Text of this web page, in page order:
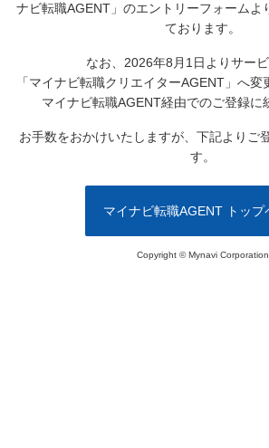
ナビ転職AGENT」のエントリーフォームよ
ております。
なお、2026年8月1日よりサー
「マイナビ転職クリエイターAGENT」へ変
マイナビ転職AGENT経由でのご登録に
お手数をおかけいたしますが、下記よりご
す。
マイナビ転職AGENT トップ
Copyright © Mynavi Corporation